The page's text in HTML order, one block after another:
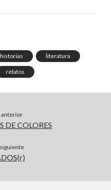
historias literatura
relatos
anterior
DE COLORES